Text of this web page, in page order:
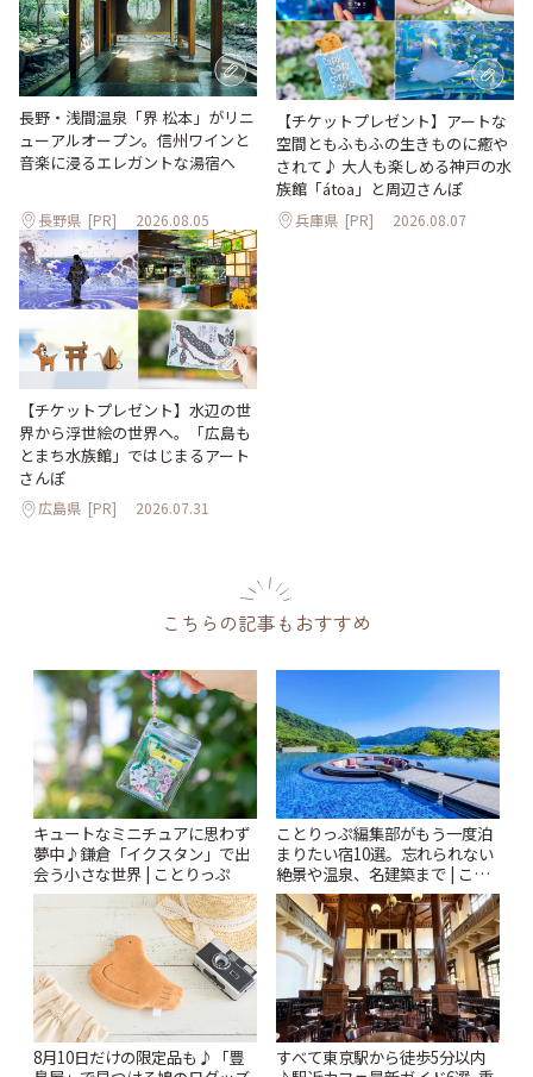
長野・浅間温泉「界 松本」がリニ
ューアルオープン。信州ワインと
音楽に浸るエレガントな湯宿へ
長野県 [PR] 2026.08.05
【チケットプレゼント】アートな
空間ともふもふの生きものに癒や
されて♪ 大人も楽しめる神戸の水
族館「átoa」と周辺さんぽ
兵庫県 [PR] 2026.08.07
【チケットプレゼント】水辺の世
界から浮世絵の世界へ。「広島も
とまち水族館」ではじまるアート
さんぽ
広島県 [PR] 2026.07.31
こちらの記事もおすすめ
キュートなミニチュアに思わず
夢中♪鎌倉「イクスタン」で出
会う小さな世界 | ことりっぷ
ことりっぷ編集部がもう一度泊
まりたい宿10選。忘れられない
絶景や温泉、名建築まで | こと
りっぷ
8月10日だけの限定品も♪「豊
すべて東京駅から徒歩5分以内